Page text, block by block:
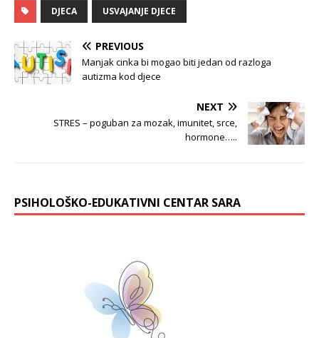
DJECA USVAJANJE DJECE
PREVIOUS
Manjak cinka bi mogao biti jedan od razloga
autizma kod djece
NEXT
STRES – poguban za mozak, imunitet, srce,
hormone…..
PSIHOLOŠKO-EDUKATIVNI CENTAR SARA